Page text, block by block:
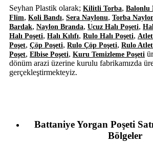
Seyhan Plastik olarak; Kilitli Torba, Balonlu
Flim, Koli Bandı, Sera Naylonu, Torba
Bardak, Naylon Branda, Ucuz Halı Poşeti,
Halı Poşeti, Halı Kılıfı, Rulo Halı Poşeti,
Poşet, Çöp Poşeti, Rulo Çöp Poşeti, Rulo
Poşet, Elbise Poşeti, Kuru Temizleme Poşeti
dönüm arazi üzerine kurulu fabrikamızda
gerçekleştirmekteyiz.
Battaniye Yorgan Poşeti
Bölgeler